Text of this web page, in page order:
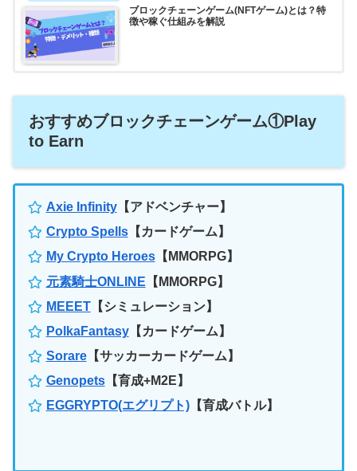
ブロックチェーンゲーム(NFTゲーム)とは？特
徴や稼ぐ仕組みを解説
おすすめブロックチェーンゲーム①Play
to Earn
Axie Infinity【アドベンチャー】
Crypto Spells【カードゲーム】
My Crypto Heroes【MMORPG】
元素騎士ONLINE 【MMORPG】
MEEET【シミュレーション】
PolkaFantasy【カードゲーム】
Sorare【サッカーカードゲーム】
Genopets【育成+M2E】
EGGRYPTO(エグリプト)【育成バトル】